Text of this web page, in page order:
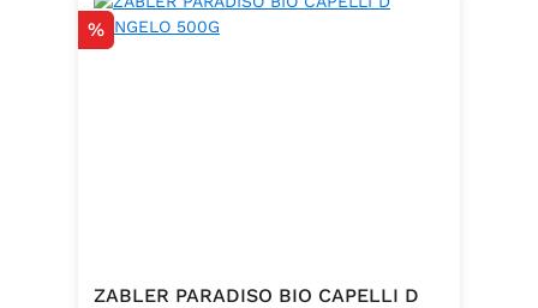
Rabatt
%
ZABLER PARADISO BIO CAPELLI D